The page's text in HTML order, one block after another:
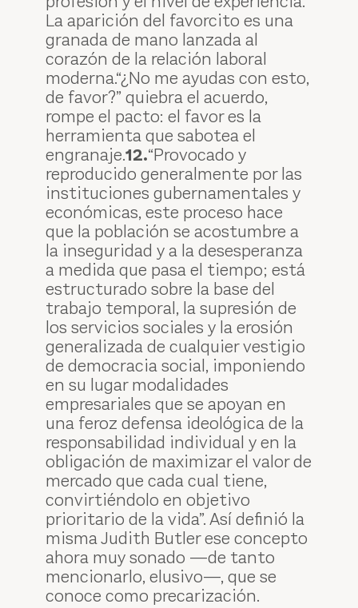
La aparición del favorcito es una
granada de mano lanzada al
corazón de la relación laboral
moderna.“¿No me ayudas con esto,
de favor?” quiebra el acuerdo,
rompe el pacto: el favor es la
herramienta que sabotea el
engranaje.12.“Provocado y
reproducido generalmente por las
instituciones gubernamentales y
económicas, este proceso hace
que la población se acostumbre a
la inseguridad y a la desesperanza
a medida que pasa el tiempo; está
estructurado sobre la base del
trabajo temporal, la supresión de
los servicios sociales y la erosión
generalizada de cualquier vestigio
de democracia social, imponiendo
en su lugar modalidades
empresariales que se apoyan en
una feroz defensa ideológica de la
responsabilidad individual y en la
obligación de maximizar el valor de
mercado que cada cual tiene,
convirtiéndolo en objetivo
prioritario de la vida”. Así definió la
misma Judith Butler ese concepto
ahora muy sonado —de tanto
mencionarlo, elusivo—, que se
conoce como precarización.